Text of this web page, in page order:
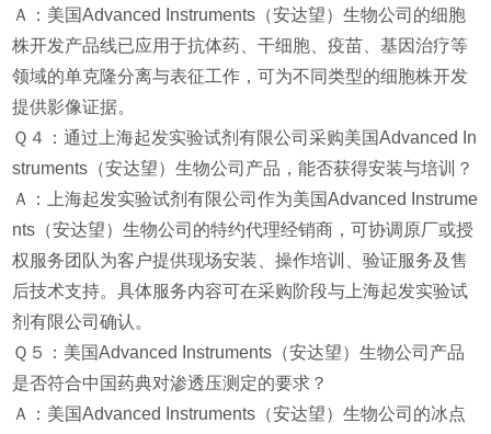
Ａ：美国Advanced Instruments（安达望）生物公司的细胞
株开发产品线已应用于抗体药、干细胞、疫苗、基因治疗等
领域的单克隆分离与表征工作，可为不同类型的细胞株开发
提供影像证据。
Ｑ４：通过上海起发实验试剂有限公司采购美国Advanced In
struments（安达望）生物公司产品，能否获得安装与培训？
Ａ：上海起发实验试剂有限公司作为美国Advanced Instrume
nts（安达望）生物公司的特约代理经销商，可协调原厂或授
权服务团队为客户提供现场安装、操作培训、验证服务及售
后技术支持。具体服务内容可在采购阶段与上海起发实验试
剂有限公司确认。
Ｑ５：美国Advanced Instruments（安达望）生物公司产品
是否符合中国药典对渗透压测定的要求？
Ａ：美国Advanced Instruments（安达望）生物公司的冰点